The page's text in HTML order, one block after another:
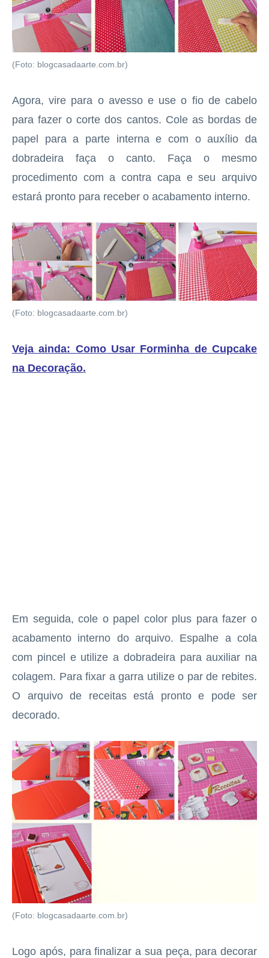
(Foto: blogcasadaarte.com.br)
Agora, vire para o avesso e use o fio de cabelo
para fazer o corte dos cantos. Cole as bordas de
papel para a parte interna e com o auxílio da
dobradeira faça o canto. Faça o mesmo
procedimento com a contra capa e seu arquivo
estará pronto para receber o acabamento interno.
(Foto: blogcasadaarte.com.br)
Veja ainda: Como Usar Forminha de Cupcake
na Decoração.
Em seguida, cole o papel color plus para fazer o
acabamento interno do arquivo. Espalhe a cola
com pincel e utilize a dobradeira para auxiliar na
colagem. Para fixar a garra utilize o par de rebites.
O arquivo de receitas está pronto e pode ser
decorado.
(Foto: blogcasadaarte.com.br)
Logo após, para finalizar a sua peça, para decorar